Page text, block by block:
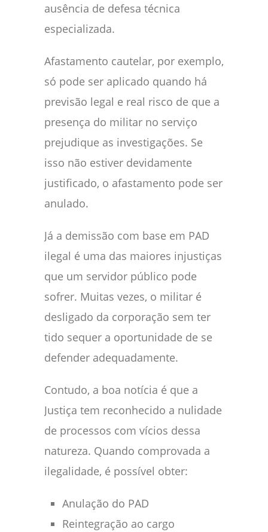
ausência de defesa técnica
especializada.
Afastamento cautelar, por exemplo,
só pode ser aplicado quando há
previsão legal e real risco de que a
presença do militar no serviço
prejudique as investigações. Se
isso não estiver devidamente
justificado, o afastamento pode ser
anulado.
Já a demissão com base em PAD
ilegal é uma das maiores injustiças
que um servidor público pode
sofrer. Muitas vezes, o militar é
desligado da corporação sem ter
tido sequer a oportunidade de se
defender adequadamente.
Contudo, a boa notícia é que a
Justiça tem reconhecido a nulidade
de processos com vícios dessa
natureza. Quando comprovada a
ilegalidade, é possível obter:
Anulação do PAD
Reintegração ao cargo